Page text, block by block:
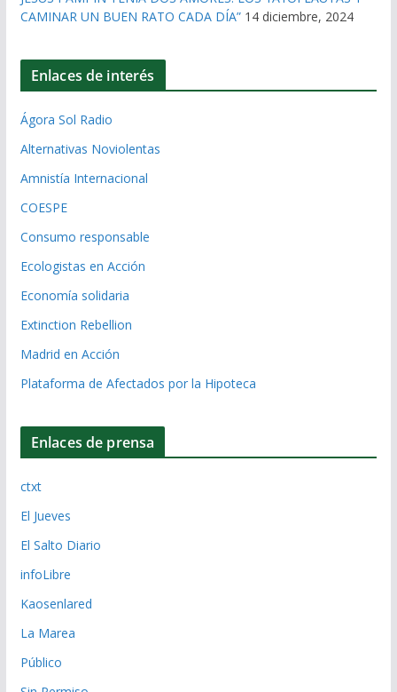
CAMINAR UN BUEN RATO CADA DÍA” 14 diciembre, 2024
Enlaces de interés
Ágora Sol Radio
Alternativas Noviolentas
Amnistía Internacional
COESPE
Consumo responsable
Ecologistas en Acción
Economía solidaria
Extinction Rebellion
Madrid en Acción
Plataforma de Afectados por la Hipoteca
Enlaces de prensa
ctxt
El Jueves
El Salto Diario
infoLibre
Kaosenlared
La Marea
Público